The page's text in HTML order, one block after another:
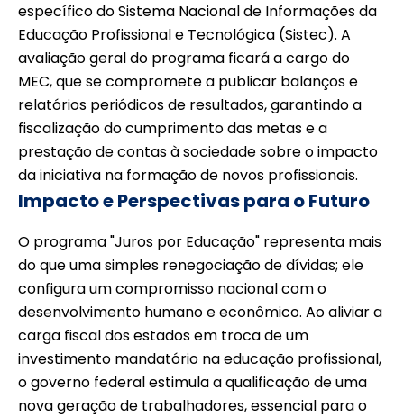
específico do Sistema Nacional de Informações da
Educação Profissional e Tecnológica (Sistec). A
avaliação geral do programa ficará a cargo do
MEC, que se compromete a publicar balanços e
relatórios periódicos de resultados, garantindo a
fiscalização do cumprimento das metas e a
prestação de contas à sociedade sobre o impacto
da iniciativa na formação de novos profissionais.
Impacto e Perspectivas para o Futuro
O programa "Juros por Educação" representa mais
do que uma simples renegociação de dívidas; ele
configura um compromisso nacional com o
desenvolvimento humano e econômico. Ao aliviar a
carga fiscal dos estados em troca de um
investimento mandatório na educação profissional,
o governo federal estimula a qualificação de uma
nova geração de trabalhadores, essencial para o